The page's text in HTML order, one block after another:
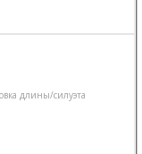
длины/силуэта